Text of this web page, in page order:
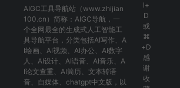
AIGC工具导航站（www.zhijian
100.cn）简称： AIGC导航 ，一
个全网最全的生成式人工智能工
具导航平台，分类包括AI写作 、 A
I绘画 、 AI视频 、 AI办公 、 AI数字
人 、 AI设计、 AI语音、 AI音乐、 A
I论文查重 、 AI简历 、 文本转语
音、 自媒体 、 chatgpt中文版 ，以
l+
D
或
⌘
+D
感
谢
收